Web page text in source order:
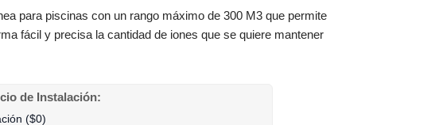
para piscinas con un rango máximo de 300 M3 que permite
fácil y precisa la cantidad de iones que se quiere mantener
de Instalación:
($0)